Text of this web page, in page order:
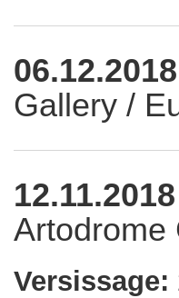
Gallery /
Artodrome
Versissage: